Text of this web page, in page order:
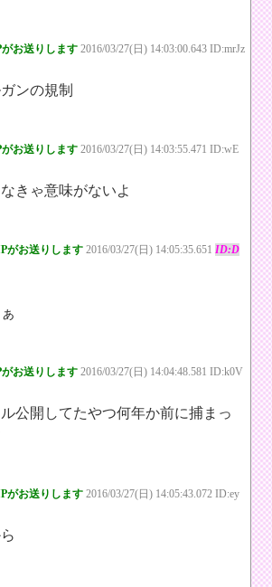
お送りします 2016/03/27(日) 14:03:00.643 ID:mrJz
ンの規制
お送りします 2016/03/27(日) 14:03:55.471 ID:wE
きゃ意味がないよ
がお送りします 2016/03/27(日) 14:05:35.651 ID:D
お送りします 2016/03/27(日) 14:04:48.581 ID:k0V
公開してたやつ何年か前に捕まっ
がお送りします 2016/03/27(日) 14:05:43.072 ID:ey